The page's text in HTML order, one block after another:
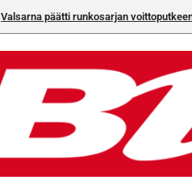
Valsarna päätti runkosarjan